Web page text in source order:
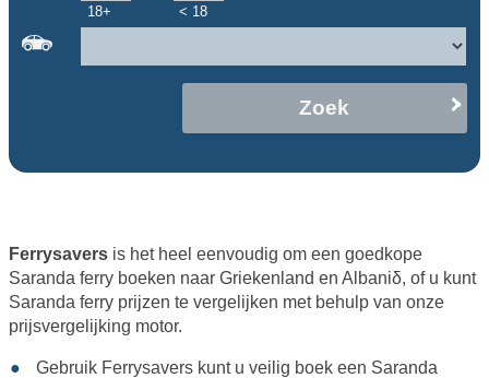
18+ < 18
Zoek
Ferrysavers is het heel eenvoudig om een goedkope
Saranda ferry boeken naar Griekenland en Albaniδ, of u kunt
Saranda ferry prijzen te vergelijken met behulp van onze
prijsvergelijking motor.
Gebruik Ferrysavers kunt u veilig boek een Saranda